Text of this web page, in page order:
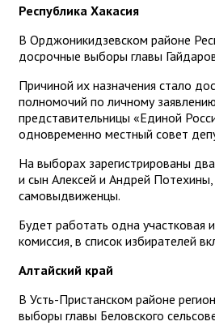
Республика Хакасия
В Орджоникидзевском районе
досрочные выборы главы
Причиной их назначения стало
полномочий по личному
представительницы «Единой
одновременно местный совет
На выборах зарегистрированы
и сын Алексей и Андрей
самовыдвиженцы.
Будет работать одна участковая
комиссия, в список избирателей
Алтайский край
В Усть-Пристанском районе
выборы главы Беловского